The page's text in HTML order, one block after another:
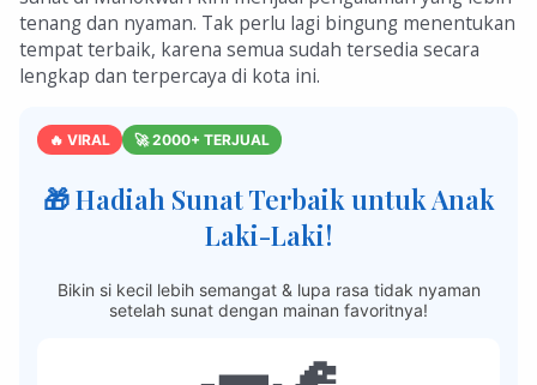
tenang dan nyaman. Tak perlu lagi bingung menentukan
tempat terbaik, karena semua sudah tersedia secara
lengkap dan terpercaya di kota ini.
🔥 VIRAL 🚀 2000+ TERJUAL
🎁 Hadiah Sunat Terbaik untuk Anak
Laki-Laki!
Bikin si kecil lebih semangat & lupa rasa tidak nyaman
setelah sunat dengan mainan favoritnya!